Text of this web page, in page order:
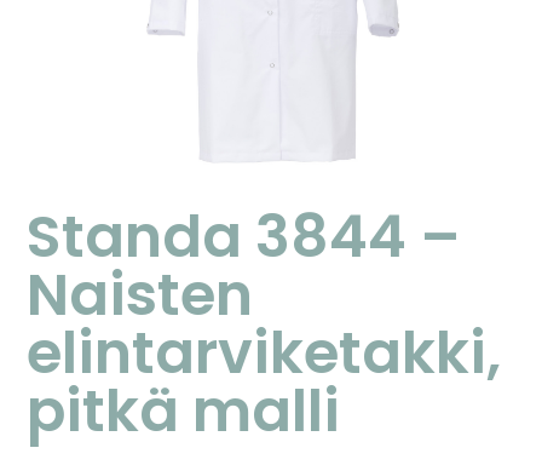
Standa 3844 –
Naisten
elintarviketakki,
pitkä malli